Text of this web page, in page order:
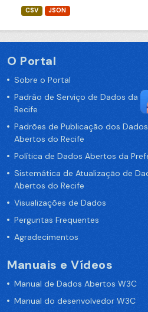
CSV JSON
O Portal
Sobre o Portal
Padrão de Serviço de Dados da
Recife
Padrões de Publicação dos
Abertos do Recife
Política de Dados Abertos da
Sistemática de Atualização de
Abertos do Recife
Visualizações de Dados
Perguntas Frequentes
Agradecimentos
Manuais e Vídeos
Manual de Dados Abertos W3C
Manual do desenvolvedor W3C